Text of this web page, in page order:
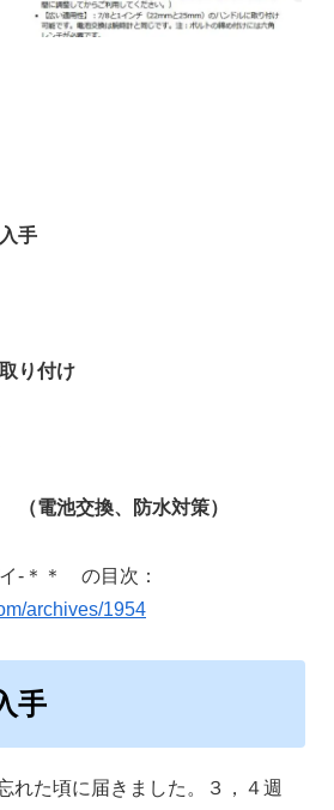
手
り付け
電池交換、防水対策）
-＊＊ の目次：
archives/1954
手
れた頃に届きました。３，４週